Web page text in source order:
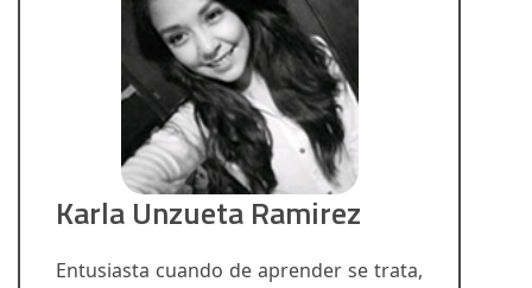
Karla Unzueta Ramirez
Entusiasta cuando de aprender se trata,